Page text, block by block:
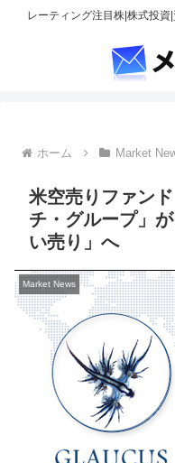
レーティング注目株|株式投
ホーム Market
米空売りファン
チ・グループ」
い売り」へ
Market News